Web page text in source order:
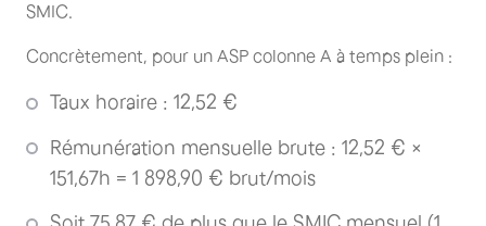
SMIC.
Concrètement, pour un ASP colonne A à temps plein :
Taux horaire : 12,52 €
Rémunération mensuelle brute : 12,52 € ×
151,67h = 1 898,90 € brut/mois